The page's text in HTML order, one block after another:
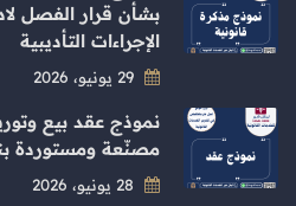
بشأن قرار الفصل
الإجراءات التأديبية
نموذج عقد بيع
مصنّعة ومستوردة